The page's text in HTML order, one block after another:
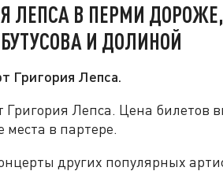
ЛЕПСА В ПЕРМИ
И ДОЛИНОЙ
Григория Лепса.
Григория Лепса. Цена билетов
места в партере.
других популярных